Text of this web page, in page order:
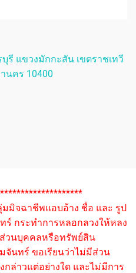
บุรี แขวงมักกะสัน เขตราชเทวี
นคร 10400
มิจฉาชีพแอบอ้าง ชื่อ และ รูป
ร์ กระทำการหลอกลวงให้หลง
วนบุคคลหรือทรัพย์สิน
จันทร์ ขอเรียนว่าไม่มีส่วน
กล่าวแต่อย่างใด และไม่มีการ